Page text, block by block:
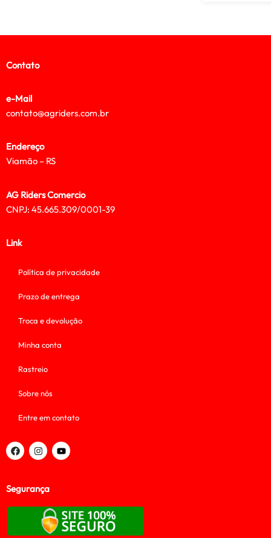
Contato
e-Mail
contato@agriders.com.br
Endereço
Viamão – RS
AG Riders Comercio
CNPJ: 45.665.309/0001-39
Link
Política de privacidade
Prazo de entrega
Troca e devolução
Minha conta
Rastreio
Sobre nós
Entre em contato
Segurança